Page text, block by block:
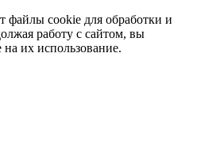
файлы coоkie для обработки и
работу с сайтом, вы
на их использование.